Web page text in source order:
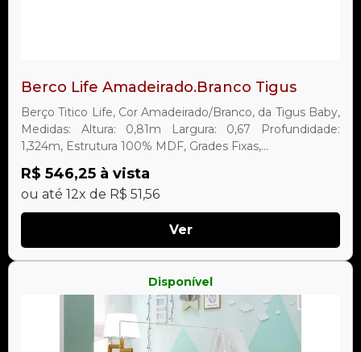
Berco Life Amadeirado.Branco Tigus
Berço Titico Life, Cor Amadeirado/Branco, da Tigus Baby,
Medidas: Altura: 0,81m Largura: 0,67 Profundidade:
1,324m, Estrutura 100% MDF, Grades Fixas,...
R$ 546,25 à vista
ou até 12x de R$ 51,56
Ver
Disponível